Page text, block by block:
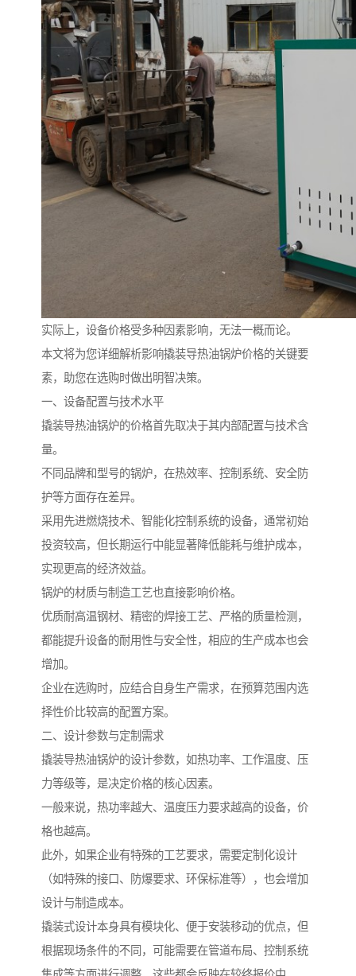
实际上，设备价格受多种因素影响，无法一概而论。
本文将为您详细解析影响撬装导热油锅炉价格的关键要
素，助您在选购时做出明智决策。
一、设备配置与技术水平
撬装导热油锅炉的价格首先取决于其内部配置与技术含
量。
不同品牌和型号的锅炉，在热效率、控制系统、安全防
护等方面存在差异。
采用先进燃烧技术、智能化控制系统的设备，通常初始
投资较高，但长期运行中能显著降低能耗与维护成本，
实现更高的经济效益。
锅炉的材质与制造工艺也直接影响价格。
优质耐高温钢材、精密的焊接工艺、严格的质量检测，
都能提升设备的耐用性与安全性，相应的生产成本也会
增加。
企业在选购时，应结合自身生产需求，在预算范围内选
择性价比较高的配置方案。
二、设计参数与定制需求
撬装导热油锅炉的设计参数，如热功率、工作温度、压
力等级等，是决定价格的核心因素。
一般来说，热功率越大、温度压力要求越高的设备，价
格也越高。
此外，如果企业有特殊的工艺要求，需要定制化设计
（如特殊的接口、防爆要求、环保标准等），也会增加
设计与制造成本。
撬装式设计本身具有模块化、便于安装移动的优点，但
根据现场条件的不同，可能需要在管道布局、控制系统